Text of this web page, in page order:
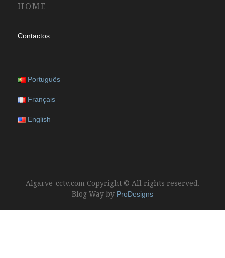
HOME
Contactos
Português
Français
English
Algarve-cctv.com Copyright © All rights reserved.
Blog Way by ProDesigns